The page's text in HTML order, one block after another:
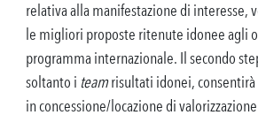
relativa alla manifestazione di interesse,
le migliori proposte ritenute idonee agli
programma internazionale. Il secondo
soltanto i teamrisultati idonei, consentirà
in concessione/locazione di